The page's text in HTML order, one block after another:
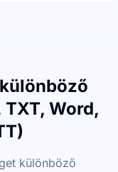
Word,
különböző